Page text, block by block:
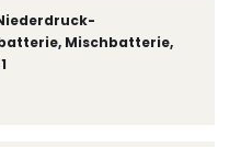
Niederdruck-
Mischbatterie,